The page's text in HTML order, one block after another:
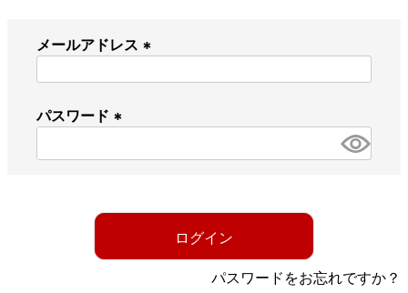
メールアドレス
パスワード
必
ログイン
パスワードをお忘れですか？